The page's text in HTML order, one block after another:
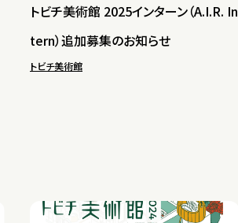
トビチ美術館 2025インターン（A.I.R. In
tern）追加募集のお知らせ
トビチ美術館